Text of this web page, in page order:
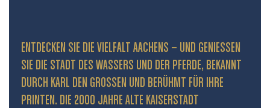
ENTDECKEN SIE DIE VIELFALT AACHENS – UND GENIESSEN S
IE DIE STADT DES WASSERS UND DER PFERDE, BEKANNT D
URCH KARL DEN GROSSEN UND BERÜHMT FÜR IHRE PR
INTEN. DIE 2000 JAHRE ALTE KAISERSTADT PR